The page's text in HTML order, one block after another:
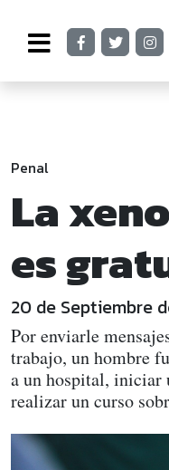
Penal
La
es
20 de Septiembre
Por enviarle
trabajo, un hombre
a un hospital, iniciar
realizar un curso